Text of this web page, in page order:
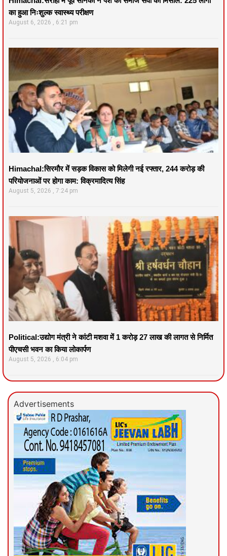
का हुआ निःशुल्क स्वास्थ्य परीक्षण
August 6, 2026 6:21 pm
Himachal:सिरमौर में सड़क विकास को मिलेगी नई रफ्तार, 244 करोड़ की
परियोजनाओं पर होगा काम: विक्रमादित्य सिंह
August 5, 2026 7:24 pm
Political:उद्योग मंत्री ने कांटी मशवा में 1 करोड़ 27 लाख की लागत से निर्मित
पीएचसी भवन का किया लोकार्पण
August 5, 2026 6:04 pm
Advertisements